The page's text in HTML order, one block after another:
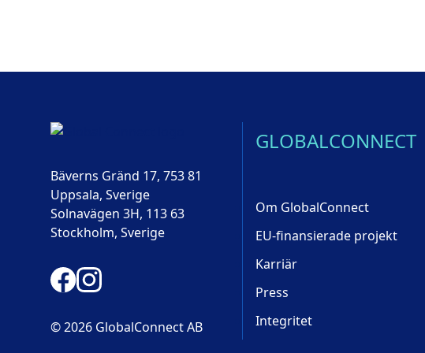
Bäverns Gränd 17, 753 81
Uppsala, Sverige
Solnavägen 3H, 113 63
Stockholm, Sverige
© 2026 GlobalConnect AB
GLOBALCONNECT
Om GlobalConnect
EU-finansierade projekt
Karriär
Press
Integritet